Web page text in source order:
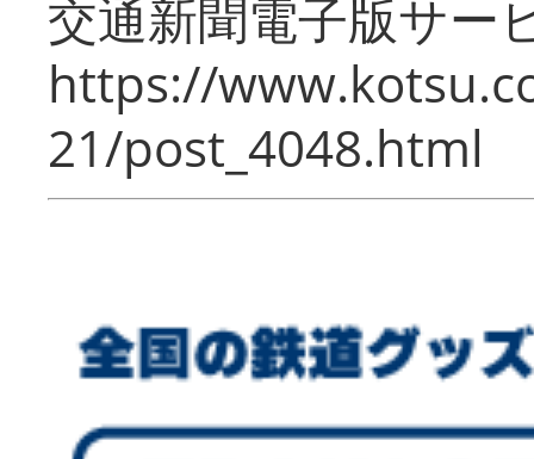
交通新聞電子版サー
https://
21/post_4048.html